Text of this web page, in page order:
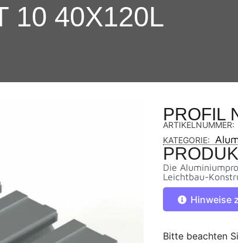
10 40X120L
PROFIL
ARTIKELNUMMER:
KATEGORIE:
Die
Leichtbau-
Hinweise
Bitte beachten